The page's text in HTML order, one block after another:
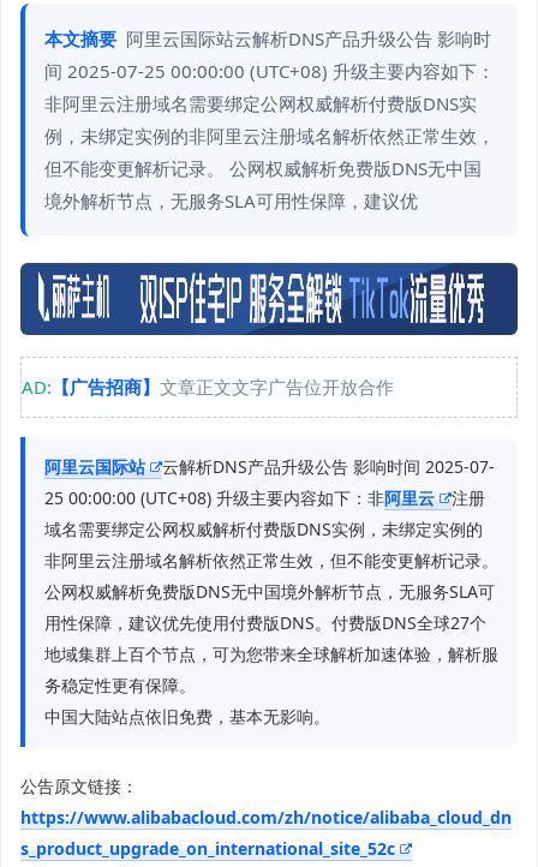
本文摘要 阿里云国际站云解析DNS产品升级公告 影响时
间 2025-07-25 00:00:00 (UTC+08) 升级主要内容如下：
非阿里云注册域名需要绑定公网权威解析付费版DNS实
例，未绑定实例的非阿里云注册域名解析依然正常生效，
但不能变更解析记录。 公网权威解析免费版DNS无中国
境外解析节点，无服务SLA可用性保障，建议优
AD: 【广告招商】 文章正文文字广告位开放合作
阿里云国际站
云解析DNS产品升级公告 影响时间 2025-07-
25 00:00:00 (UTC+08) 升级主要内容如下：非阿里云
注册
域名需要绑定公网权威解析付费版DNS实例，未绑定实例的
非阿里云注册域名解析依然正常生效，但不能变更解析记录。
公网权威解析免费版DNS无中国境外解析节点，无服务SLA可
用性保障，建议优先使用付费版DNS。付费版DNS全球27个
地域集群上百个节点，可为您带来全球解析加速体验，解析服
务稳定性更有保障。
中国大陆站点依旧免费，基本无影响。
公告原文链接：
https://www.alibabacloud.com/zh/notice/alibaba_cloud_dn
s_product_upgrade_on_international_site_52c